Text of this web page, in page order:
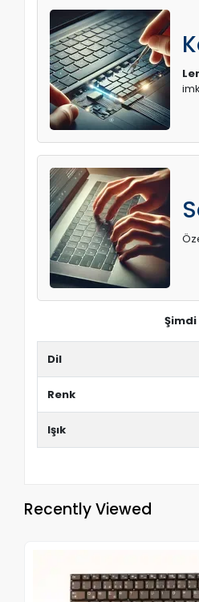
Şimdi
Dil
Renk
Işık
Recently Viewed